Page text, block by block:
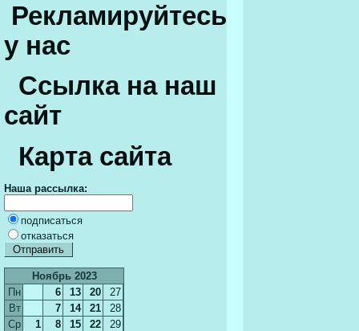
Рекламируйтесь
у нас
Ссылка на наш
сайт
Карта сайта
Наша рассылка:
подписаться
отказаться
Ноябрь 2023
Пн
6 13 20
27
Вт
7 14 21
28
Ср
1 8 15 22 29